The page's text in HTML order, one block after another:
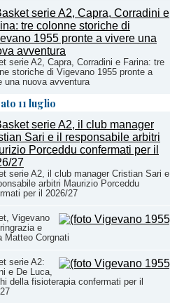
serie A2, Capra, Corradini e Farina: tre
storiche di Vigevano 1955 pronte a
una nuova avventura
11 luglio
serie A2, il club manager Cristian Sari e
arbitri Maurizio Porceddu
per il 2026/27
Vigevano
e
Matteo Corgnati
serie A2:
e De Luca,
della fisioterapia confermati per il